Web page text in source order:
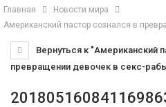
Главная
Новости мира
Американский пастор сознался в
Вернуться к "Американский
превращении девочек в секс-